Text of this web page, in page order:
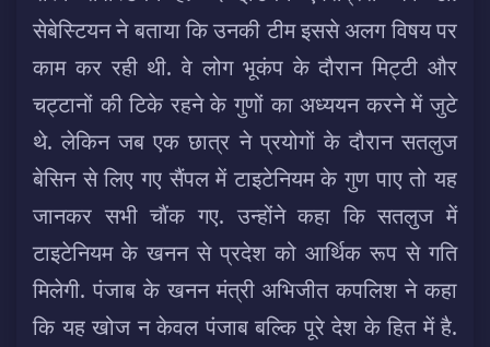
सेबेस्टियन ने बताया कि उनकी टीम इससे अलग विषय पर
काम कर रही थी. वे लोग भूकंप के दौरान मिट्टी और
चट्टानों की टिके रहने के गुणों का अध्ययन करने में जुटे
थे. लेकिन जब एक छात्र ने प्रयोगों के दौरान सतलुज
बेसिन से लिए गए सैंपल में टाइटेनियम के गुण पाए तो यह
जानकर सभी चौंक गए. उन्होंने कहा कि सतलुज में
टाइटेनियम के खनन से प्रदेश को आर्थिक रूप से गति
मिलेगी. पंजाब के खनन मंत्री अभिजीत कपलिश ने कहा
कि यह खोज न केवल पंजाब बल्कि पूरे देश के हित में है.